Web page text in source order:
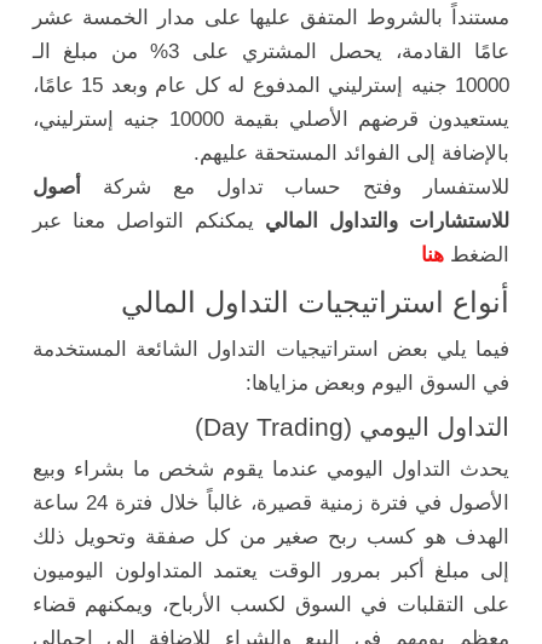
مستنداً بالشروط المتفق عليها على مدار الخمسة عشر
عامًا القادمة، يحصل المشتري على 3% من مبلغ الـ
10000 جنيه إسترليني المدفوع له كل عام وبعد 15 عامًا،
يستعيدون قرضهم الأصلي بقيمة 10000 جنيه إسترليني،
بالإضافة إلى الفوائد المستحقة عليهم.
للاستفسار وفتح حساب تداول مع شركة أصول
للاستشارات والتداول المالي يمكنكم التواصل معنا عبر
الضغط هنا
أنواع استراتيجيات التداول المالي
فيما يلي بعض استراتيجيات التداول الشائعة المستخدمة
في السوق اليوم وبعض مزاياها:
التداول اليومي (Day Trading)
يحدث التداول اليومي عندما يقوم شخص ما بشراء وبيع
الأصول في فترة زمنية قصيرة، غالباً خلال فترة 24 ساعة
الهدف هو كسب ربح صغير من كل صفقة وتحويل ذلك
إلى مبلغ أكبر بمرور الوقت يعتمد المتداولون اليوميون
على التقلبات في السوق لكسب الأرباح، ويمكنهم قضاء
معظم يومهم في البيع والشراء للإضافة إلى إجمالي